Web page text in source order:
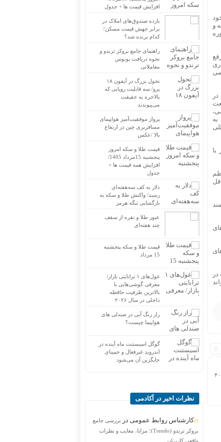
و
به
با
روشن نگه
افزایش قیمت ها + جدول
بازده صندوق‌های املاک در
برابر جهش قیمت مسکن؛
کدام برنده شد؟
راهنمای جامع بروکر ترندو و
نحوه دریافت بونوس
معاملاتی
تحول بزرگ در آیفون ۱۸
پرو/ سه قابلیت رویایی که
بالاخره به حقیقت
می‌پیوندند
پرواز موفقیت‌آمیز هواپیمای
مسافربری چین در ارتفاع
بالا /عکس
قیمت طلا و سکه امروز
پنجشنبه 15مرداد 1405/
افزایش همه قیمت ها +
جدول
دلار به کف سه‌هفته‌ای
رسید/ واکنش طلا و سکه به
بازگشایی تنگه هرمز
عبور طلا و نقره از سقف
چند هفته‌ای
قیمت طلا و سکه پنجشنبه
15 مرداد
غول‌های ۱ ترابایتی بازار/
معرفی گوشی‌هایی با
بالاترین ظرفیت حافظه
داخلی در سال ۲۰۲۶
راز رنگ آبی در صندلی های
هواپیما چیست؟
گوگل اسیستنت ماه آینده در
اندروید غیرفعال و جمینای
جایگزین آن می‌شود
نظرات اخیر در آکادمی
کارشناس روابط عمومی در
بررسی جامع
بروکر ترندو (Trendo)؛ مزایا، معایب و نظرات
واقعی کاربران